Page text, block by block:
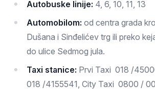
Autobuske linije: 4, 6, 10, 11, 13
Automobilom: od centra grada
Dušana i Sinđelićev trg ili preko
do ulice Sedmog jula.
Taxi stanice: Prvi Taxi 018 /
018 /4155541, City Taxi 0800 /